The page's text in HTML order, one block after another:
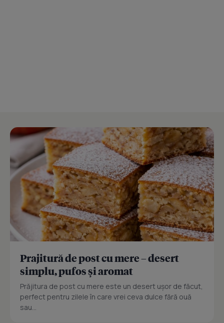
Prajitură de post cu mere – desert
simplu, pufos și aromat
Prăjitura de post cu mere este un desert ușor de făcut,
perfect pentru zilele în care vrei ceva dulce fără ouă
sau...